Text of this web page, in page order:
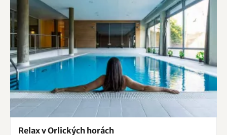
Relax v Orlických horách